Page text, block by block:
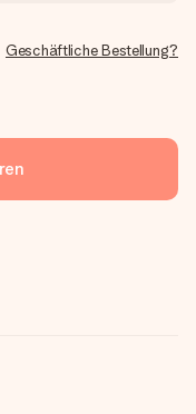
Geschäftliche Bestellung?